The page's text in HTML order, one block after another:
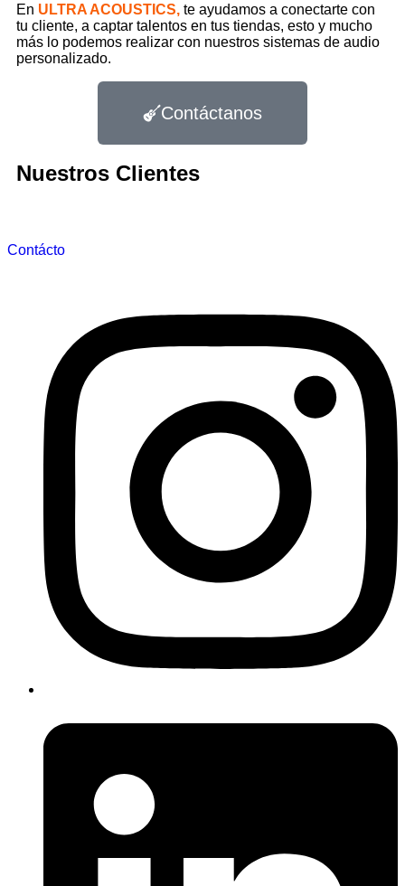
En ULTRA ACOUSTICS, te ayudamos a conectarte con
tu cliente, a captar talentos en tus tiendas, esto y mucho
más lo podemos realizar con nuestros sistemas de audio
personalizado.
Contáctanos
Nuestros Clientes
Contácto